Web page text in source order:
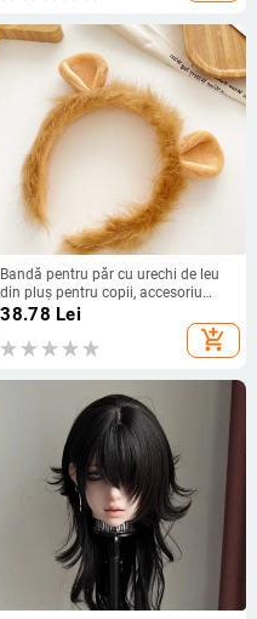
Bandă pentru păr cu urechi de leu
din pluș pentru copii, accesoriu
drăguț pentru cosplay
38.78 Lei
add_shopping_cart